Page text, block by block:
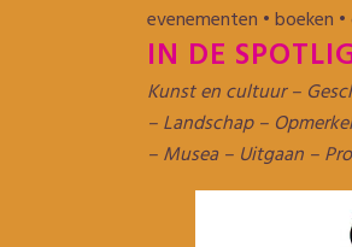
evenementen • boeken
IN DE
Kunst en cultuur –
– Landschap –
– Musea – Uitgaan –